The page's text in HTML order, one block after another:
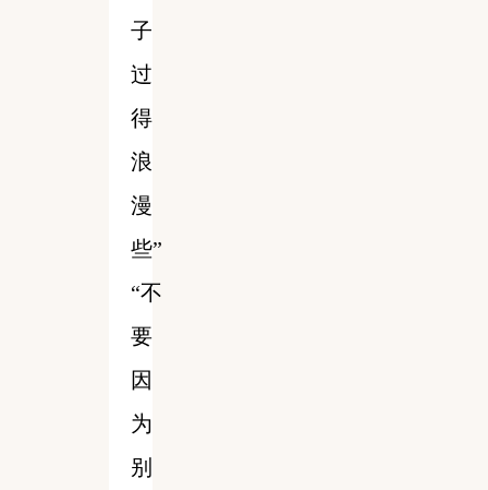
子
过
得
浪
漫
些”
“不
要
因
为
别